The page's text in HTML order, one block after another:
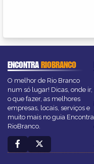
ENCONTRARIOBRANCO
O melhor de Rio Branco
num só lugar! Dicas, onde ir,
o que fazer, as melhores
empresas, locais, serviços e
muito mais no guia Encontra
RioBranco.